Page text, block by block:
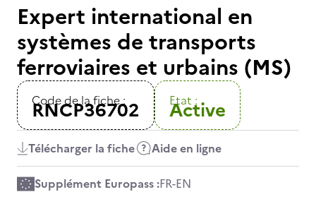
Expert international en
systèmes de transports
ferroviaires et urbains (MS)
Code de la fiche :
RNCP36702 Etat :
Active
Télécharger la fiche Aide en ligne
Supplément Europass :FR-EN